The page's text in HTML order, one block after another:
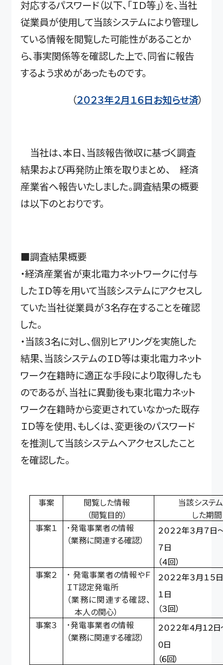
対応するパスワード（以下、「ＩＤ等」）を、当社
従業員が使用して当該システムにより管理し
ている情報を閲覧した可能性があることか
ら、事実関係等を確認した上で、同省に報告
するよう求めがあったものです。
（２０２３年２月１６日お知らせ済）
当社は、本日、当該報告徴収に基づく調査
結果および再発防止策を取りまとめ、 経済
産業省へ報告いたしました。調査結果の概要
は以下のとおりです。
■調査結果概要
・経済産業省が東北電力ネットワークに付与
したＩＤ等を用いて当該システムにアクセスし
ていた当社従業員が３名存在することを確認
した。
・当該３名に対し、個別ヒアリングを実施した
結果、当該システムのＩＤ等は東北電力ネット
ワーク在籍時に適正な手段により取得したも
のであるが、当社に異動後も東北電力ネット
ワーク在籍時から変更されていなかった既存
ＩＤ等を使用、もしくは、変更後のパスワード
を推測して当該システムへアクセスしたこと
を確認した。
事案
閲覧した情報
（閲覧目的）
当該システ
した期間
事案１
･発電事業者の情報
（業務に関連する確認）
２０２２年３月７日
７日
（４回）
事案２
･ 発電事業者の情報やＦ
ＩＴ認定発電所
（業務に関連する確認、
本人の関心）
２０２２年３月１５
１日
（３回）
事案３
･発電事業者の情報
（業務に関連する確認）
２０２２年４月１２
０日
（６回）